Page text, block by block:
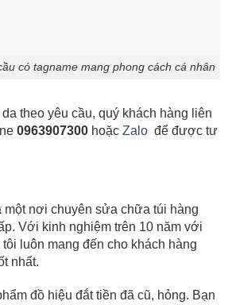
có tagname mang phong cách cá nhân
theo yêu cầu, quý khách hàng liên
0963907300 hoặc Zalo để được tư
một nơi chuyên sửa chữa túi hàng
Với kinh nghiệm trên 10 năm với
luôn mang đến cho khách hàng
nhất.
đồ hiệu đắt tiền đã cũ, hỏng. Bạn